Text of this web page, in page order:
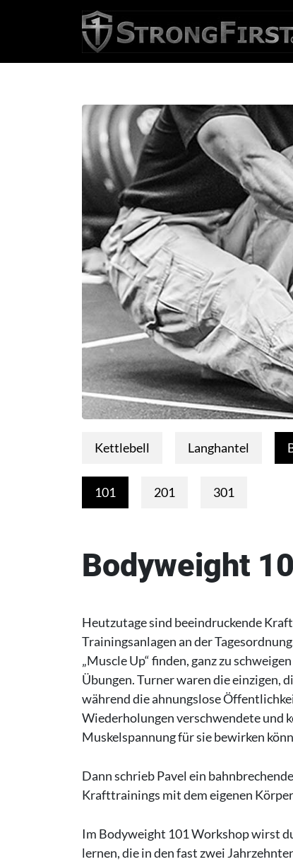
Kettlebell Langhantel
101 201 301
Bodyweight
Heutzutage sind beeindruckende
Trainingsanlagen an der
„Muscle Up“ finden, ganz zu
Übungen. Turner waren die einzigen,
während die ahnungslose
Wiederholungen verschwendete und
Muskelspannung für sie bewirken
Dann schrieb Pavel ein
Krafttrainings mit dem eigenen
Im Bodyweight 101 Workshop wirst
lernen, die in den fast zwei